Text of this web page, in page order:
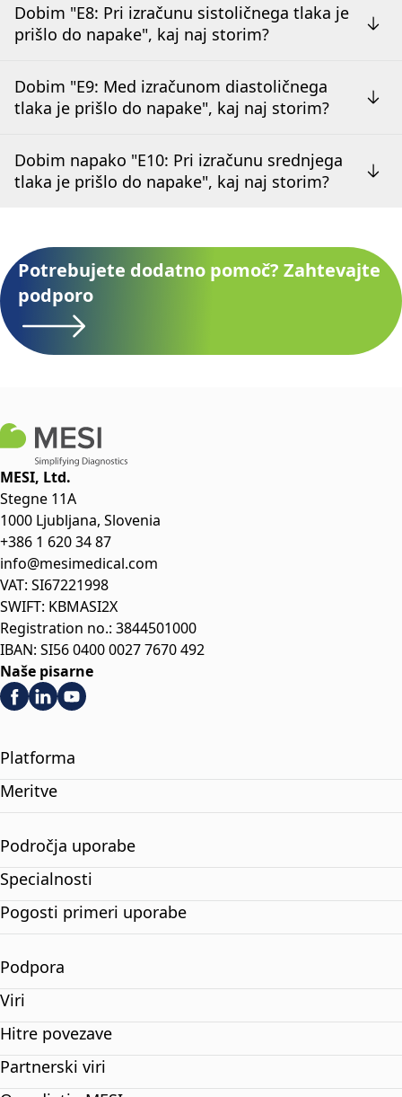
Dobim "E8: Pri izračunu sistoličnega tlaka je
prišlo do napake", kaj naj storim?
Dobim "E9: Med izračunom diastoličnega
tlaka je prišlo do napake", kaj naj storim?
Dobim napako "E10: Pri izračunu srednjega
tlaka je prišlo do napake", kaj naj storim?
Potrebujete dodatno pomoč? Zahtevajte
podporo
MESI, Ltd.
Stegne 11A
1000 Ljubljana, Slovenia
+386 1 620 34 87
info@mesimedical.com
VAT: SI67221998
SWIFT: KBMASI2X
Registration no.: 3844501000
IBAN: SI56 0400 0027 7670 492
Naše pisarne
Platforma
Meritve
Področja uporabe
Specialnosti
Pogosti primeri uporabe
Podpora
Viri
Hitre povezave
Partnerski viri